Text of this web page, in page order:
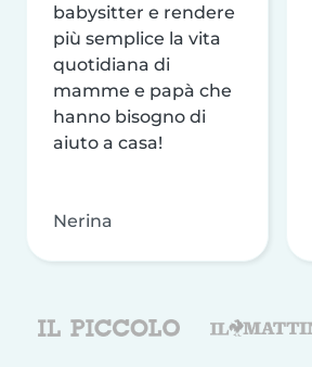
babysitter e rendere
più semplice la vita
quotidiana di
mamme e papà che
hanno bisogno di
aiuto a casa!
Nerina